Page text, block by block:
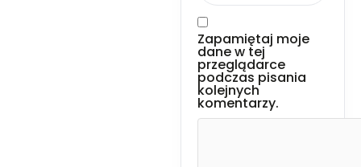
Zapamiętaj moje
dane w tej
przeglądarce
podczas pisania
kolejnych
komentarzy.